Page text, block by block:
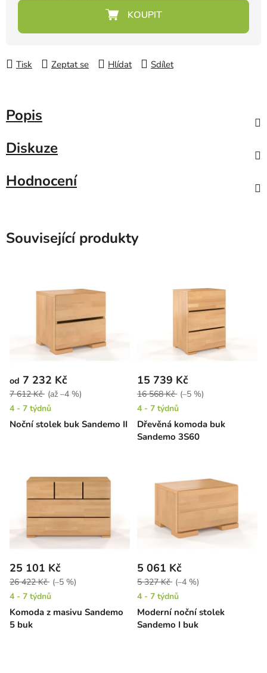
Tisk Zeptat se Hlídat Sdílet
Popis
Diskuze
Hodnocení
Související produkty
Noční stolek buk Sandemo II
od 7 232 Kč
7 612 Kč (až –4 %)
4 - 7 týdnů
Dřevěná komoda buk
Sandemo 3S60
15 739 Kč
16 568 Kč (–5 %)
4 - 7 týdnů
Komoda z masivu Sandemo
5 buk
25 101 Kč
26 422 Kč (–5 %)
4 - 7 týdnů
Moderní noční stolek
Sandemo I buk
5 061 Kč
5 327 Kč (–4 %)
4 - 7 týdnů